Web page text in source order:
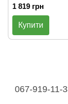
1 819 грн
Купити
067-919-11-